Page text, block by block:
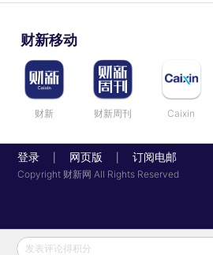
财新移动
财新 财新周刊 Caixin
登录 网页版 订阅电邮
Copyright 财新网 All Rights Reserved
发表评论得积分